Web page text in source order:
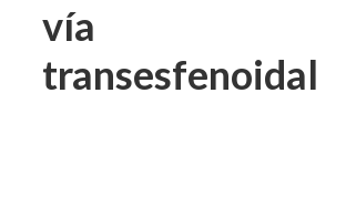
vía
transesfenoidal